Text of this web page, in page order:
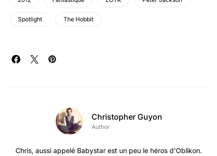
Spotlight The Hobbit
Christopher Guyon
Author
Chris, aussi appelé Babystar est un peu le héros d'Oblikon.